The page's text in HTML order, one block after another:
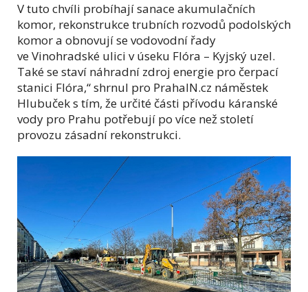
V tuto chvíli probíhají sanace akumulačních
komor, rekonstrukce trubních rozvodů podolských
komor a obnovují se vodovodní řady
ve Vinohradské ulici v úseku Flóra – Kyjský uzel.
Také se staví náhradní zdroj energie pro čerpací
stanici Flóra,“ shrnul pro PrahaIN.cz náměstek
Hlubuček s tím, že určité části přívodu káranské
vody pro Prahu potřebují po více než století
provozu zásadní rekonstrukci.